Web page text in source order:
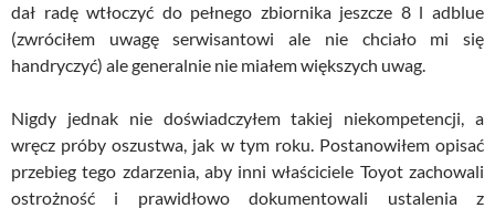
dał radę wtłoczyć do pełnego zbiornika jeszcze 8 l adblue
(zwróciłem uwagę serwisantowi ale nie chciało mi się
handryczyć) ale generalnie nie miałem większych uwag.
Nigdy jednak nie doświadczyłem takiej niekompetencji, a
wręcz próby oszustwa, jak w tym roku. Postanowiłem opisać
przebieg tego zdarzenia, aby inni właściciele Toyot zachowali
ostrożność i prawidłowo dokumentowali ustalenia z